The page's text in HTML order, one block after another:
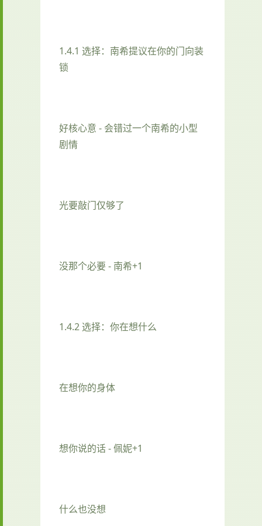
1.4.1 选择：南希提议在你的门向装
锁
好核心意 - 会错过一个南希的小型
剧情
光要敲门仅够了
没那个必要 - 南希+1
1.4.2 选择：你在想什么
在想你的身体
想你说的话 - 佩妮+1
什么也没想